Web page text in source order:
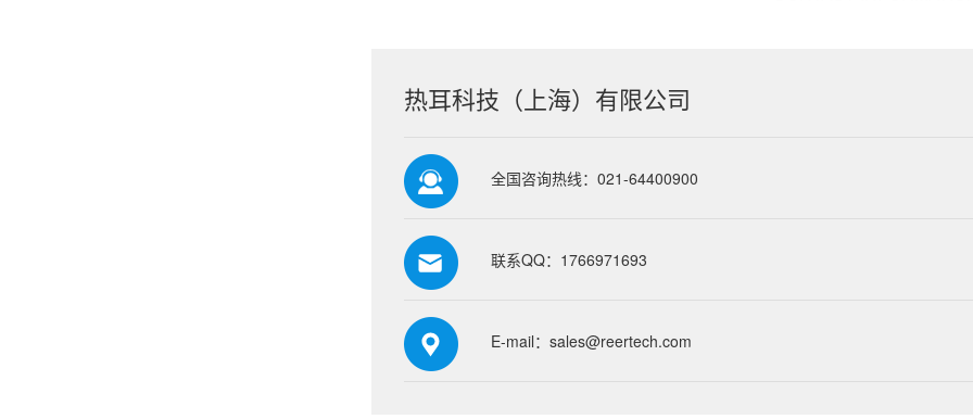
热耳科技（上海）有限公司
全国咨询热线：021-64400900
联系QQ：1766971693
E-mail：sales@reertech.com